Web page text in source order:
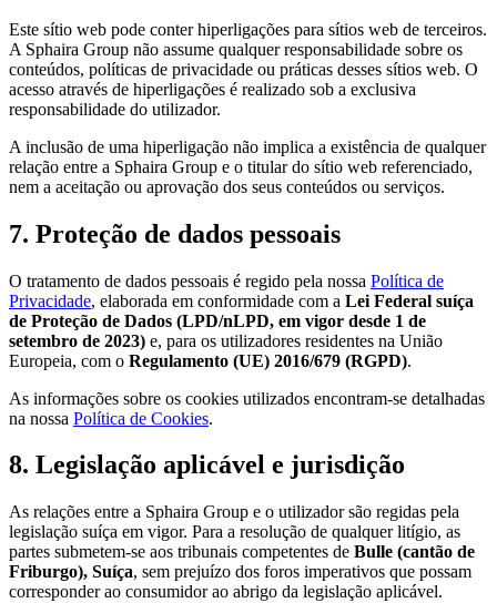
Este sítio web pode conter hiperligações para sítios web de terceiros.
A Sphaira Group não assume qualquer responsabilidade sobre os
conteúdos, políticas de privacidade ou práticas desses sítios web. O
acesso através de hiperligações é realizado sob a exclusiva
responsabilidade do utilizador.
A inclusão de uma hiperligação não implica a existência de qualquer
relação entre a Sphaira Group e o titular do sítio web referenciado,
nem a aceitação ou aprovação dos seus conteúdos ou serviços.
7. Proteção de dados pessoais
O tratamento de dados pessoais é regido pela nossa Política de
Privacidade, elaborada em conformidade com a Lei Federal suíça
de Proteção de Dados (LPD/nLPD, em vigor desde 1 de
setembro de 2023) e, para os utilizadores residentes na União
Europeia, com o Regulamento (UE) 2016/679 (RGPD).
As informações sobre os cookies utilizados encontram-se detalhadas
na nossa Política de Cookies.
8. Legislação aplicável e jurisdição
As relações entre a Sphaira Group e o utilizador são regidas pela
legislação suíça em vigor. Para a resolução de qualquer litígio, as
partes submetem-se aos tribunais competentes de Bulle (cantão de
Friburgo), Suíça, sem prejuízo dos foros imperativos que possam
corresponder ao consumidor ao abrigo da legislação aplicável.